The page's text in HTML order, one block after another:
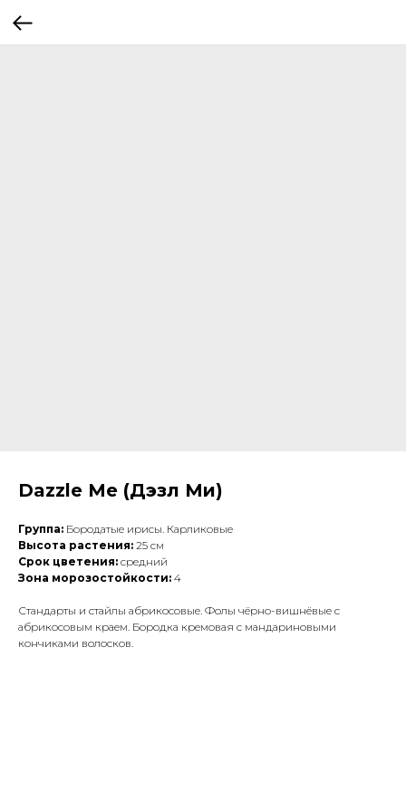
Dazzle Me (Дэзл Ми)
Группа: Бородатые ирисы. Карликовые
Высота растения: 25 см
Срок цветения: средний
Зона морозостойкости: 4
Стандарты и стайлы абрикосовые. Фолы чёрно-вишнёвые с
абрикосовым краем. Бородка кремовая с мандариновыми
кончиками волосков.